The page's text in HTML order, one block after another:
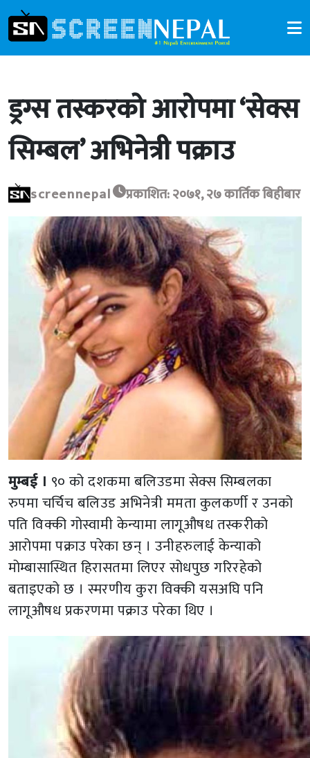
ड्रग्स तस्करको आरोपमा ‘सेक्स
सिम्बल’ अभिनेत्री पक्राउ
screennepal प्रकाशित: २०७१, २७ कार्तिक बिहीबार
मुम्बई । ९० को दशकमा बलिउडमा सेक्स सिम्बलका
रुपमा चर्चिच बलिउड अभिनेत्री ममता कुलकर्णी र उनको
पति विक्की गोस्वामी केन्यामा लागूऔषध तस्करीको
आरोपमा पक्राउ परेका छन् । उनीहरुलाई केन्याको
मोम्बासास्थित हिरासतमा लिएर सोधपुछ गरिरहेको
बताइएको छ । स्मरणीय कुरा विक्की यसअघि पनि
लागूऔषध प्रकरणमा पक्राउ परेका थिए ।